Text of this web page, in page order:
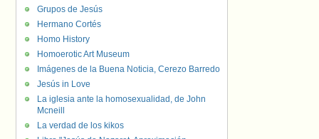
Grupos de Jesús
Hermano Cortés
Homo History
Homoerotic Art Museum
Imágenes de la Buena Noticia, Cerezo Barredo
Jesús in Love
La iglesia ante la homosexualidad, de John
Mcneill
La verdad de los kikos